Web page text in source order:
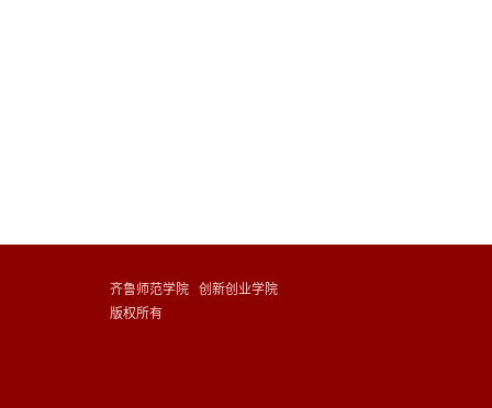
齐鲁师范学院 创新创业学院
版权所有